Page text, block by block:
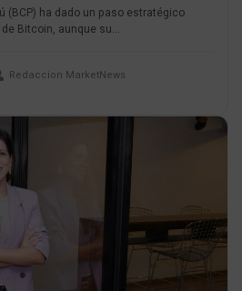
(BCP) ha dado un paso estratégico
Bitcoin, aunque su...
Redaccion MarketNews